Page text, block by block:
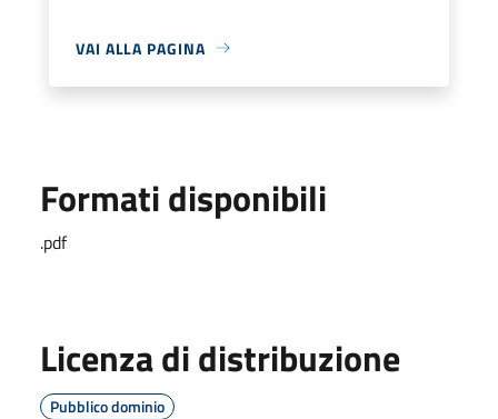
VAI ALLA PAGINA
Formati disponibili
.pdf
Licenza di distribuzione
Pubblico dominio